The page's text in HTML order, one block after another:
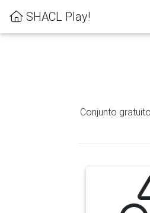
SHACL Play!
Conjunto